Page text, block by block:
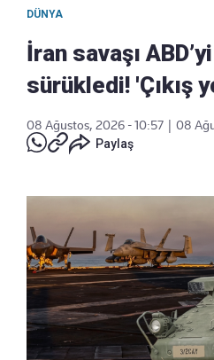
DÜNYA
İran savaşı
sürükledi! 'Çıkış
08 Ağustos, 2026 - 10:57
08
Paylaş